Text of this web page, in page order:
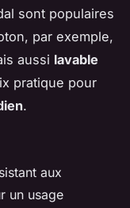
sont populaires
par exemple,
aussi lavable
pratique pour
.
aux
un usage